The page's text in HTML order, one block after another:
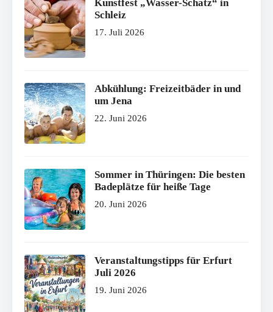
Kunstfest „Wasser-Schatz“ in
Schleiz
17. Juli 2026
Abkühlung: Freizeitbäder in und
um Jena
22. Juni 2026
Sommer in Thüringen: Die besten
Badeplätze für heiße Tage
20. Juni 2026
Veranstaltungstipps für Erfurt
Juli 2026
19. Juni 2026